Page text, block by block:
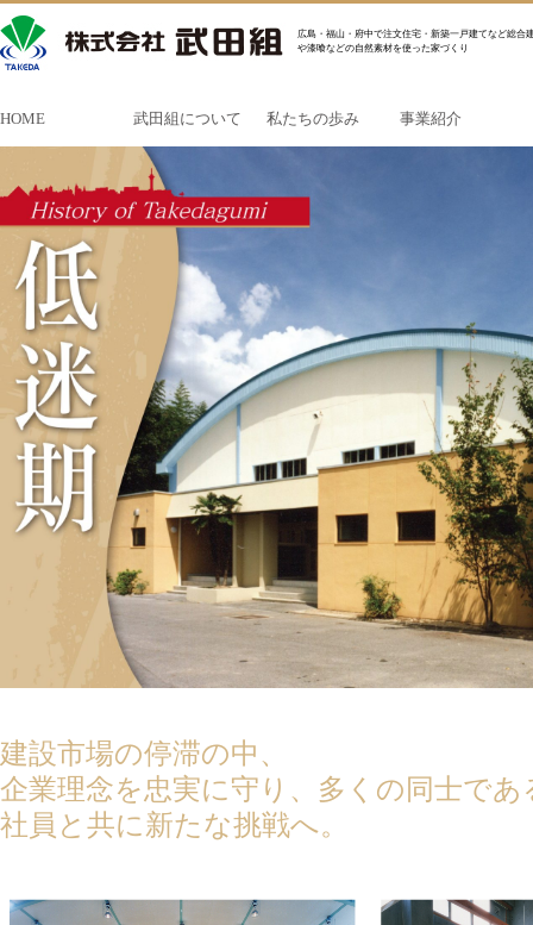
広島・福山・府中で注文住宅・新築一戸建てなど総合
や漆喰などの自然素材を使った家づくり
HOME 武田組について 私たちの歩み 事業紹介
建設市場の停滞の中、
企業理念を忠実に守り、多くの同士であ
社員と共に新たな挑戦へ。